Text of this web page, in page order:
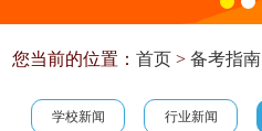
您当前的位置：首页 >备考指南
学校新闻 行业新闻